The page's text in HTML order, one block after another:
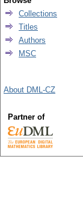
Collections
Titles
Authors
MSC
About DML-CZ
Partner of